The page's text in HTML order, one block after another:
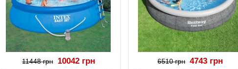
11448 грн 10042 грн 6510 грн 4743 грн